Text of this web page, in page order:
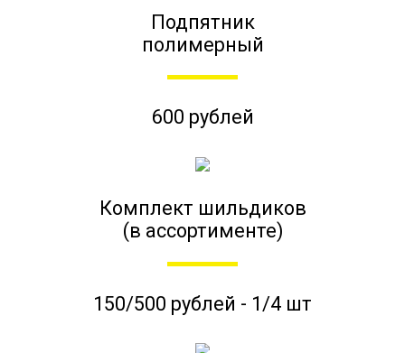
Подпятник
полимерный
600 рублей
Комплект шильдиков
(в ассортименте)
150/500 рублей - 1/4 шт